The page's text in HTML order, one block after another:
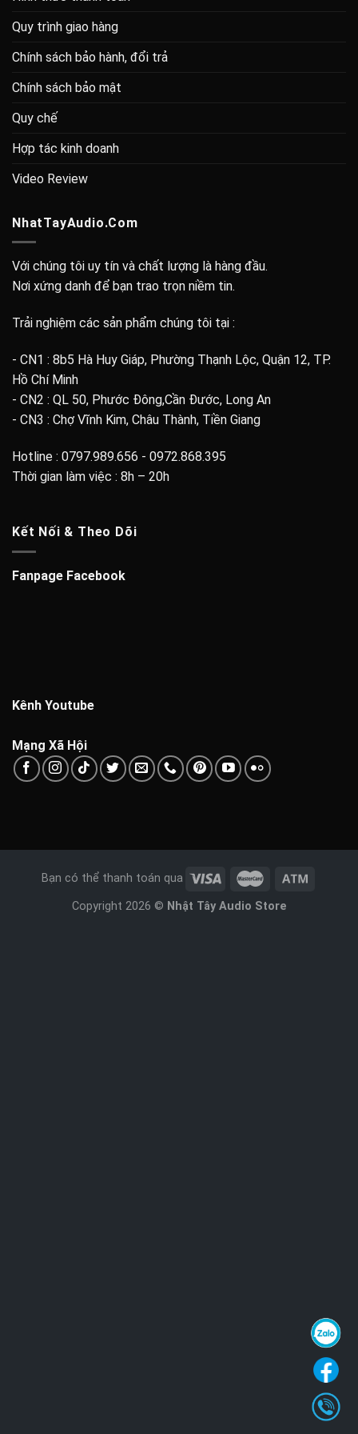
Quy trình giao hàng
Chính sách bảo hành, đổi trả
Chính sách bảo mật
Quy chế
Hợp tác kinh doanh
Video Review
NhatTayAudio.Com
Với chúng tôi uy tín và chất lượng là hàng đầu.
Nơi xứng danh để bạn trao trọn niềm tin.
Trải nghiệm các sản phẩm chúng tôi tại :
- CN1 : 8b5 Hà Huy Giáp, Phường Thạnh Lộc, Quận 12, TP.
Hồ Chí Minh
- CN2 : QL 50, Phước Đông,Cần Đước, Long An
- CN3 : Chợ Vĩnh Kim, Châu Thành, Tiền Giang
Hotline : 0797.989.656 - 0972.868.395
Thời gian làm việc : 8h – 20h
Kết Nối & Theo Dõi
Fanpage Facebook
Kênh Youtube
Mạng Xã Hội
Bạn có thể thanh toán qua
Copyright 2026 © Nhật Tây Audio Store